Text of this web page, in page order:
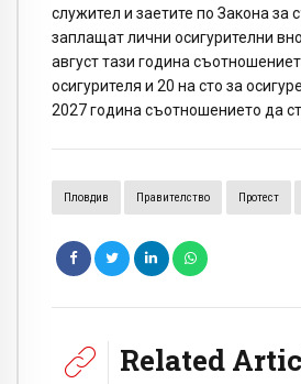
служител и заетите по Закона за
заплащат лични осигурителни
август тази година
осигурителя и 20 на сто за
2027 година съотношението да
Пловдив Правителство Протест
Related